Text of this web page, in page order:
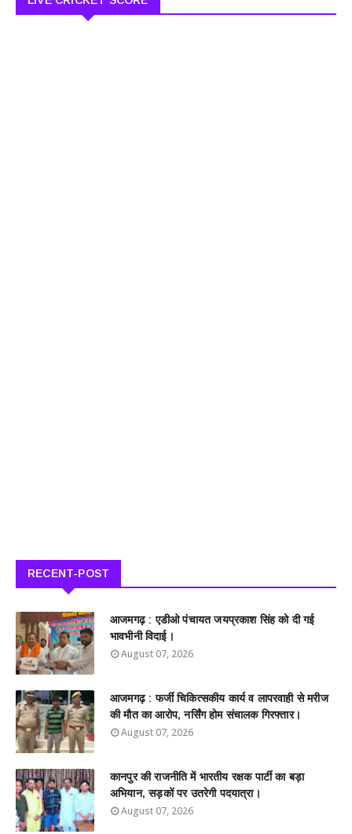
RECENT-POST
आजमगढ़ : एडीओ पंचायत जयप्रकाश सिंह को दी गई
भावभीनी विदाई।
August 07, 2026
आजमगढ़ : फर्जी चिकित्सकीय कार्य व लापरवाही से मरीज
की मौत का आरोप, नर्सिंग होम संचालक गिरफ्तार।
August 07, 2026
कानपुर की राजनीति में भारतीय रक्षक पार्टी का बड़ा
अभियान, सड़कों पर उतरेगी पदयात्रा।
August 07, 2026